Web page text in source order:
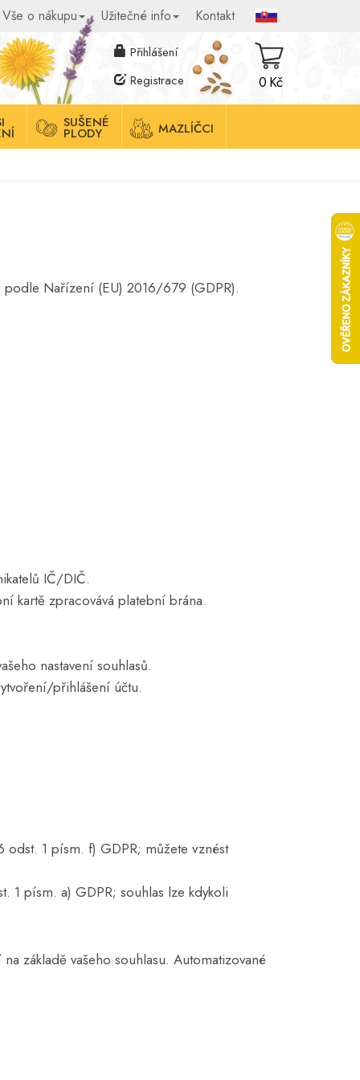
Vše o nákupu Užitečné info Kontakt
Přihlášení
Registrace
0 Kč
SUŠENÉ
PLODY MAZLÍČCI
podle Nařízení (EU) 2016/679 (GDPR).
IČ/DIČ.
kartě zpracovává platební brána.
nastavení souhlasů.
přihlášení účtu.
1 písm. f) GDPR; můžete vznést
1 písm. a) GDPR; souhlas lze kdykoli
základě vašeho souhlasu. Automatizované